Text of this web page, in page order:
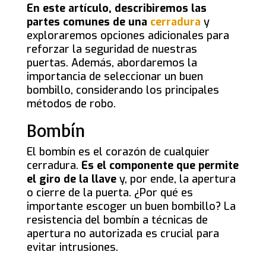
En este artículo, describiremos las
partes comunes de una cerradura y
exploraremos opciones adicionales para
reforzar la seguridad de nuestras
puertas. Además, abordaremos la
importancia de seleccionar un buen
bombillo, considerando los principales
métodos de robo.
Bombín
El bombín es el corazón de cualquier
cerradura. Es el componente que permite
el giro de la llavey, por ende, la apertura
o cierre de la puerta. ¿Por qué es
importante escoger un buen bombillo? La
resistencia del bombín a técnicas de
apertura no autorizada es crucial para
evitar intrusiones.